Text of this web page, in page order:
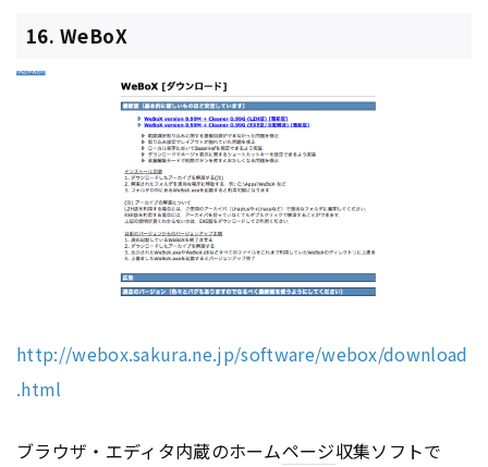
16. WeBoX
http://webox.sakura.ne.jp/software/webox/download
.html
ブラウザ・エディタ内蔵のホームページ収集ソフトで